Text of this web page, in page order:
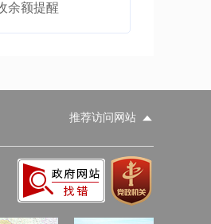
余额提醒
推荐访问网站
工业和信息化部